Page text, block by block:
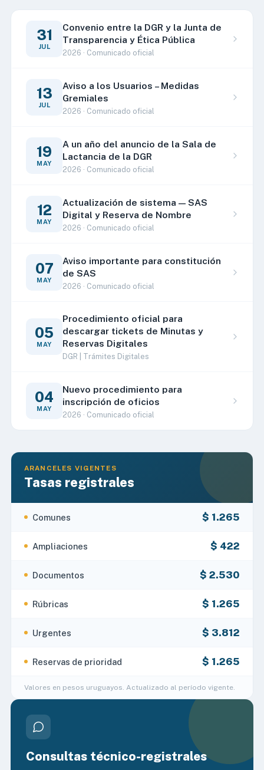
31
JUL
Convenio entre la DGR y la Junta de
Transparencia y Ética Pública
2026 · Comunicado oficial
13
JUL
Aviso a los Usuarios – Medidas
Gremiales
2026 · Comunicado oficial
19
MAY
A un año del anuncio de la Sala de
Lactancia de la DGR
2026 · Comunicado oficial
12
MAY
Actualización de sistema — SAS
Digital y Reserva de Nombre
2026 · Comunicado oficial
07
MAY
Aviso importante para constitución
de SAS
2026 · Comunicado oficial
05
MAY
Procedimiento oficial para
descargar tickets de Minutas y
Reservas Digitales
DGR | Trámites Digitales
04
MAY
Nuevo procedimiento para
inscripción de oficios
2026 · Comunicado oficial
ARANCELES VIGENTES
Tasas registrales
Comunes $ 1.265
Ampliaciones $ 422
Documentos $ 2.530
Rúbricas $ 1.265
Urgentes $ 3.812
Reservas de prioridad $ 1.265
Valores en pesos uruguayos. Actualizado al período vigente.
Consultas técnico-registrales